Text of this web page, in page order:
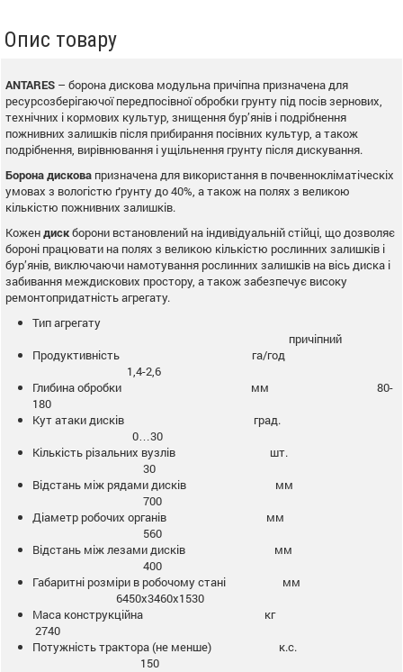
Опис товару
ANTARES – борона дискова модульна причіпна призначена для
ресурсозберігаючої передпосівної обробки грунту під посів зернових,
технічних і кормових культур, знищення бур’янів і подрібнення
пожнивних залишків після прибирання посівних культур, а також
подрібнення, вирівнювання і ущільнення грунту після дискування.
Борона дискова призначена для використання в почвеннокліматіческіх
умовах з вологістю ґрунту до 40%, а також на полях з великою
кількістю пожнивних залишків.
Кожендискборони встановлений на індивідуальній стійці, що дозволяє
бороні працювати на полях з великою кількістю рослинних залишків і
бур’янів, виключаючи намотування рослинних залишків на вісь диска і
забивання междискових простору, а також забезпечує високу
ремонтопридатність агрегату.
Тип агрегату
причіпний
Продуктивність га/год
1,4-2,6
Глибина обробки мм 80-
180
Кут атаки дисків град.
0…30
Кількість різальних вузлів шт.
30
Відстань між рядами дисків мм
700
Діаметр робочих органів мм
560
Відстань між лезами дисків мм
400
Габаритні розміри в робочому стані мм
6450х3460х1530
Маса конструкційна кг
2740
Потужність трактора (не менше) к.с.
150